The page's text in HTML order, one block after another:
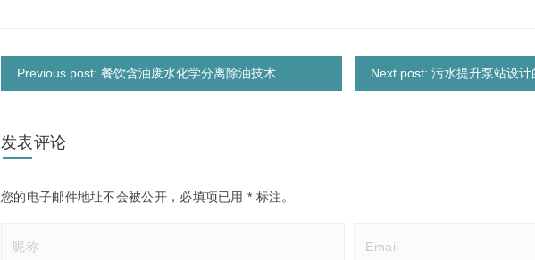
Previous post: 餐饮含油废水化学分离除油技术 Next post: 污水提升泵站设计
发表评论
您的电子邮件地址不会被公开， 必填项已用* 标注。